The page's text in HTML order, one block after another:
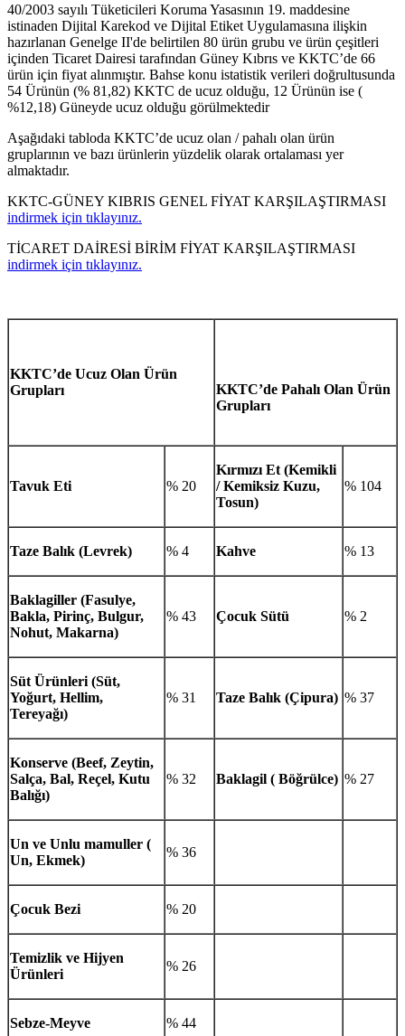
40/2003 sayılı Tüketicileri Koruma Yasasının 19. maddesine
istinaden Dijital Karekod ve Dijital Etiket Uygulamasına ilişkin
hazırlanan Genelge II'de belirtilen 80 ürün grubu ve ürün çeşitleri
içinden Ticaret Dairesi tarafından Güney Kıbrıs ve KKTC’de 66
ürün için fiyat alınmıştır. Bahse konu istatistik verileri doğrultusunda
54 Ürünün (% 81,82) KKTC de ucuz olduğu, 12 Ürünün ise (
%12,18) Güneyde ucuz olduğu görülmektedir
Aşağıdaki tabloda KKTC’de ucuz olan / pahalı olan ürün
gruplarının ve bazı ürünlerin yüzdelik olarak ortalaması yer
almaktadır.
KKTC-GÜNEY KIBRIS GENEL FİYAT KARŞILAŞTIRMASI
indirmek için tıklayınız.
TİCARET DAİRESİ BİRİM FİYAT KARŞILAŞTIRMASI
indirmek için tıklayınız.
KKTC’de Ucuz Olan Ürün
Grupları
KKTC’de Pahalı Olan Ürün
Grupları
Tavuk Eti % 20
Kırmızı Et (Kemikli
/ Kemiksiz Kuzu,
Tosun)
% 104
Taze Balık (Levrek) % 4 Kahve % 13
Baklagiller (Fasulye,
Bakla, Pirinç, Bulgur,
Nohut, Makarna)
% 43 Çocuk Sütü % 2
Süt Ürünleri (Süt,
Yoğurt, Hellim,
Tereyağı)
% 31 Taze Balık (Çipura) % 37
Konserve (Beef, Zeytin,
Salça, Bal, Reçel, Kutu
Balığı)
% 32 Baklagil ( Böğrülce) % 27
Un ve Unlu mamuller (
Un, Ekmek)
% 36
Çocuk Bezi % 20
Temizlik ve Hijyen
Ürünleri
% 26
Sebze-Meyve % 44